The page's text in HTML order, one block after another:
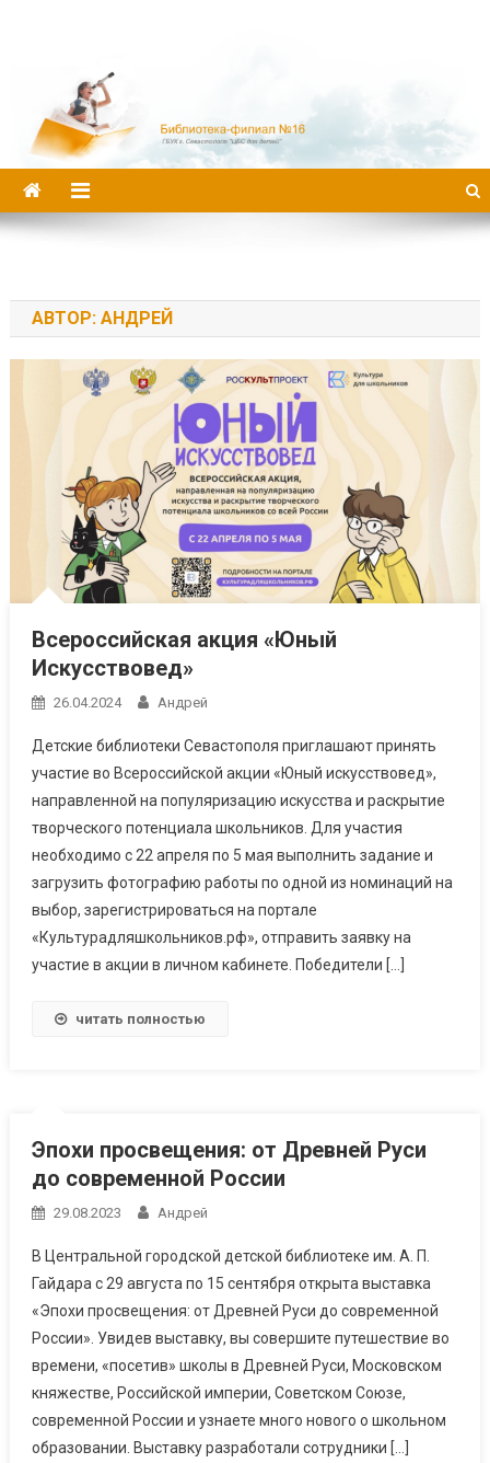
АВТОР: АНДРЕЙ
Всероссийская акция «Юный
Искусствовед»
26.04.2024 Андрей
Детские библиотеки Севастополя приглашают принять
участие во Всероссийской акции «Юный искусствовед»,
направленной на популяризацию искусства и раскрытие
творческого потенциала школьников. Для участия
необходимо с 22 апреля по 5 мая выполнить задание и
загрузить фотографию работы по одной из номинаций на
выбор, зарегистрироваться на портале
«Культурадляшкольников.рф», отправить заявку на
участие в акции в личном кабинете. Победители […]
читать полностью
Эпохи просвещения: от Древней Руси
до современной России
29.08.2023 Андрей
В Центральной городской детской библиотеке им. А. П.
Гайдара с 29 августа по 15 сентября открыта выставка
«Эпохи просвещения: от Древней Руси до современной
России». Увидев выставку, вы совершите путешествие во
времени, «посетив» школы в Древней Руси, Московском
княжестве, Российской империи, Советском Союзе,
современной России и узнаете много нового о школьном
образовании. Выставку разработали сотрудники […]